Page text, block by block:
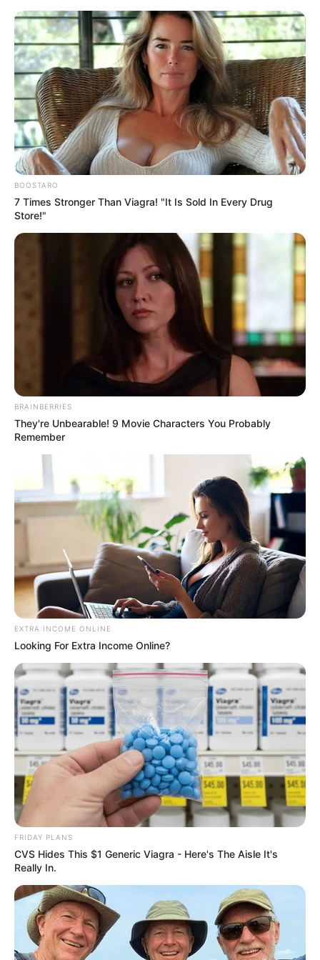
Groß Bademeusel und Preschen (ohne Polen) mit
Umgebung
Hotels Veranstaltungen 20 km 40 km
Im Sommer gehören auch Bademöglichkeiten zu den
Ausflugszielen.
Ausflugsziele und Sehenswürdigkeiten in Groß
Bademeusel und in Preschen bzw. im Umkreis von
rund 30 km:
Ostdeutscher Rosengarten Forst (Lausitz)
Eine attraktive und hervorragend gepflegte
Parkanlage, die aus einer Rosen- und
Gartenbauausstellung von 1913
hervorging. Sie ist 17 ha groß und gehört zu den
besonders beliebten Ausflugszielen in Brandenburg und
zu den schönsten Garten- und Parkanlagen in
Deutschland.
Fürst-Pückler-Park Branitz
Neben dem gleichnamigen Park am
Schloss Muskauim benachbartenKreis
liegende Branitzer Park eine der beeindruckendsten
Schöpfungen des berühmten deutschen Gartengestalters
Hermann Fürst von Pückler-Muskau. Wahrzeichen des
Parks ist die Seepyramide, in der Fürst Pückler bestattet
wurde.
BOOSTARO
7 Times Stronger Than Viagra! "It Is Sold In Every Drug
Store!"
BRAINBERRIES
They're Unbearable! 9 Movie Characters You Probably
Remember
EXTRA INCOME ONLINE
Looking For Extra Income Online?
FRIDAY PLANS
CVS Hides This $1 Generic Viagra - Here's The Aisle It's
Really In.